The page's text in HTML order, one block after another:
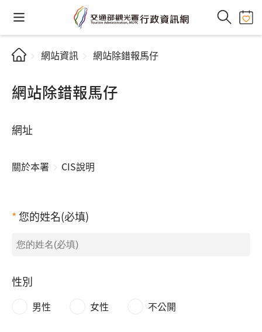
網站資訊 網站除錯報馬仔
網站除錯報馬仔
網址
關於本署 CIS說明
您的姓名(必填)
性別
男性 女性 不公開